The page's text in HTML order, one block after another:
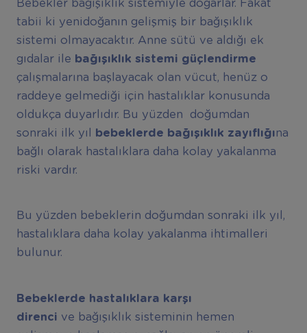
Bebekler bağışıklık sistemiyle doğarlar. Fakat
tabii ki yenidoğanın gelişmiş bir bağışıklık
sistemi olmayacaktır. Anne sütü ve aldığı ek
gıdalar ile bağışıklık sistemi güçlendirme
çalışmalarına başlayacak olan vücut, henüz o
raddeye gelmediği için hastalıklar konusunda
oldukça duyarlıdır. Bu yüzden doğumdan
sonraki ilk yıl
bebeklerde bağışıklık zayıflığına
bağlı olarak hastalıklara daha kolay yakalanma
riski vardır.
Bu yüzden bebeklerin doğumdan sonraki ilk yıl,
hastalıklara daha kolay yakalanma ihtimalleri
bulunur.
Bebeklerde hastalıklara karşı
direnci ve bağışıklık sisteminin hemen